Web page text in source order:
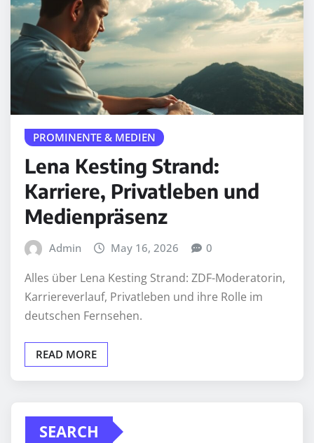
PROMINENTE & MEDIEN
Lena Kesting Strand:
Karriere, Privatleben und
Medienpräsenz
Admin May 16, 2026 0
Alles über Lena Kesting Strand: ZDF-Moderatorin,
Karriereverlauf, Privatleben und ihre Rolle im
deutschen Fernsehen.
READ MORE
SEARCH